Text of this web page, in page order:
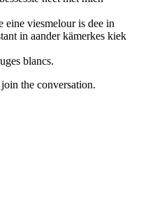
viesmelour is dee in
in aander kämerkes kiek
blancs.
the conversation.